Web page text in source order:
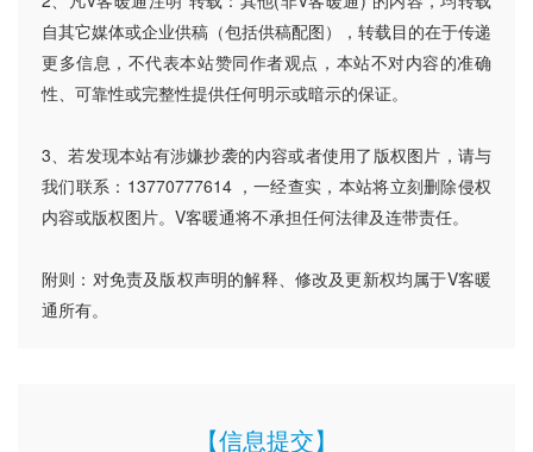
自其它媒体或企业供稿（包括供稿配图），转载目的在于传递
更多信息，不代表本站赞同作者观点，本站不对内容的准确
性、可靠性或完整性提供任何明示或暗示的保证。
3、若发现本站有涉嫌抄袭的内容或者使用了版权图片，请与
我们联系：13770777614 ，一经查实，本站将立刻删除侵权
内容或版权图片。V客暖通将不承担任何法律及连带责任。
附则：对免责及版权声明的解释、修改及更新权均属于V客暖
通所有。